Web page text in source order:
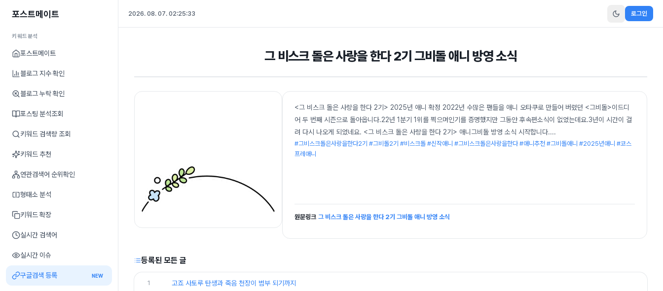
포스트메이트
키워드분석
포스트메이트
블로그 지수 확인
블로그 누락 확인
포스팅 분석조회
키워드 검색량 조회
키워드 추천
연관검색어 순위확인
형태소 분석
키워드 확장
실시간 검색어
실시간 이슈
구글검색 등록 NEW
2026. 08. 07. 02:25:33 로그인
그 비스크 돌은 사랑을 한다 2기 그비돌 애니 방영 소식
<그 비스크 돌은 사랑을 한다 2기> 2025년 애니 확정 2022년 수많은 팬들을 애니 오타쿠로 만들어 버렸던 <그비돌>이드디
어 두 번째 시즌으로 돌아옵니다.22년 1분기 1위를 찍으며인기를 증명했지만 그동안 후속편소식이 없었는데요.3년이 시간이 걸
려 다시 나오게 되었네요. <그 비스크 돌은 사랑을 한다 2기> 애니그비돌 방영 소식 시작합니다....
#그비스크돌은사랑을한다2기 #그비돌2기 #비스크돌 #신작애니 #그비스크돌은사랑을한다 #애니추천 #그비돌애니 #2025년애니 #코스
프레애니
원문링크 그 비스크 돌은 사랑을 한다 2기 그비돌 애니 방영 소식
등록된 모든 글
1 고죠 사토루 탄생과 죽음 천장이 범부 되기까지